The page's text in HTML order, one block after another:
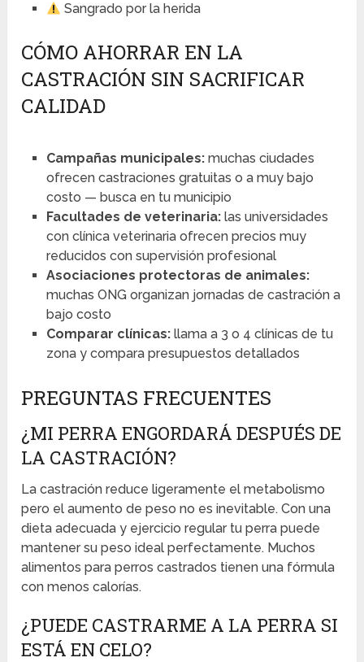
Sangrado por la herida
CÓMO AHORRAR EN LA
CASTRACIÓN SIN SACRIFICAR
CALIDAD
Campañas municipales:muchas ciudades
ofrecen castraciones gratuitas o a muy bajo
costo — busca en tu municipio
Facultades de veterinaria:las universidades
con clínica veterinaria ofrecen precios muy
reducidos con supervisión profesional
Asociaciones protectoras de animales:
muchas ONG organizan jornadas de castración a
bajo costo
Comparar clínicas:llama a 3 o 4 clínicas de tu
zona y compara presupuestos detallados
PREGUNTAS FRECUENTES
¿MI PERRA ENGORDARÁ DESPUÉS DE
LA CASTRACIÓN?
La castración reduce ligeramente el metabolismo
pero el aumento de peso no es inevitable. Con una
dieta adecuada y ejercicio regular tu perra puede
mantener su peso ideal perfectamente. Muchos
alimentos para perros castrados tienen una fórmula
con menos calorías.
¿PUEDE CASTRARME A LA PERRA SI
ESTÁ EN CELO?